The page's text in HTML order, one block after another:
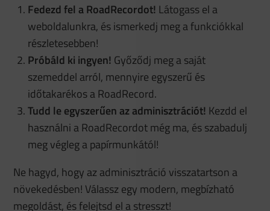
Fedezd fel a RoadRecordot! Látogass el a
weboldalunkra, és ismerkedj meg a funkciókkal
részletesebben!
Próbáld ki ingyen! Győződj meg a saját
szemeddel arról, mennyire egyszerű és
időtakarékos a RoadRecord.
Tudd le egyszerűen az adminisztrációt! Kezdd el
használni a RoadRecordot még ma, és szabadulj
meg végleg a papírmunkától!
Ne hagyd, hogy az adminisztráció visszatartson a
növekedésben! Válassz egy modern, megbízható
megoldást, és felejtsd el a stresszt!